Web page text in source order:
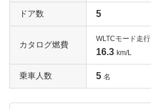
ドア数 5
カタログ燃費
WLTCモード走行
16.3 km/L
乗車人数 5 名